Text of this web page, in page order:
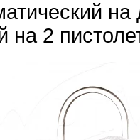
на
на 2